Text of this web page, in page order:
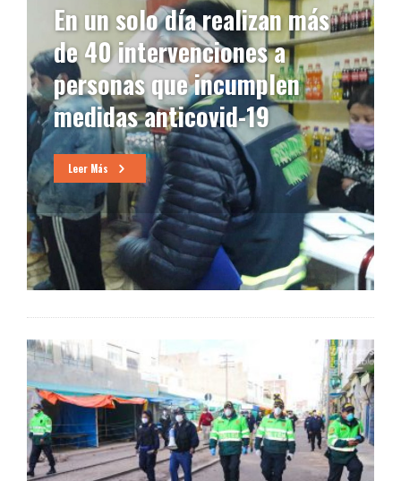
En un solo día realizan más
de 40 intervenciones a
personas que incumplen
medidas anticovid-19
Leer Más